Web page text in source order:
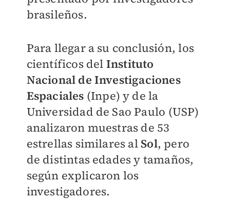
brasileños.
Para llegar a su conclusión, los
científicos del Instituto
Nacional de Investigaciones
Espaciales (Inpe) y de la
Universidad de Sao Paulo (USP)
analizaron muestras de 53
estrellas similares al Sol, pero
de distintas edades y tamaños,
según explicaron los
investigadores.